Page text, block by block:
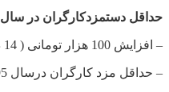
حداقل دستمزدکارگران در سال 95 اعلام شد
– افزایش 100 هزار تومانی ( 14 درصدی ) حداقل دستمزد کارگران در سال آینده
– حداقل مزد کارگران درسال 95 روزانه 27 هزار تومان تعیین شد